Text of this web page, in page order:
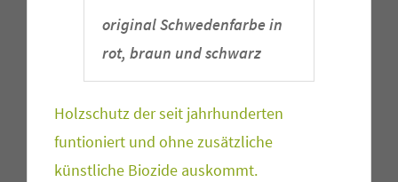
original Schwedenfarbe in
rot, braun und schwarz
Holzschutz der seit jahrhunderten
funtioniert und ohne zusätzliche
künstliche Biozide auskommt.